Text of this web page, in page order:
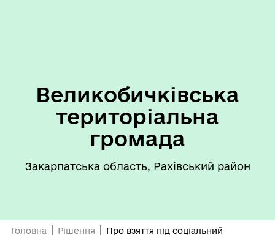
Великобичківська
територіальна
громада
Закарпатська область, Рахівський район
Головна Рішення
Про взяття під соціальний